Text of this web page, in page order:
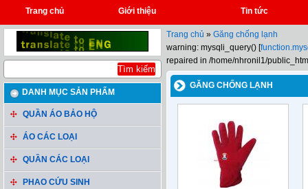
Trang chủ Giới thiệu Tin tức
DANH MỤC SẢN PHẨM
QUẦN ÁO BẢO HỘ
ÁO CÁC LOẠI
QUẦN CÁC LOẠI
PHAO CỨU SINH
Trang chủ » Găng chống lạnh
warning: mysqli_query() [
repaired in /home/nhronil1/
GĂNG CHỐNG LẠNH